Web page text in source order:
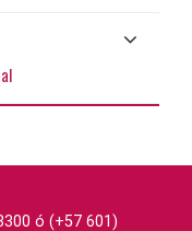
ó (+57 601)